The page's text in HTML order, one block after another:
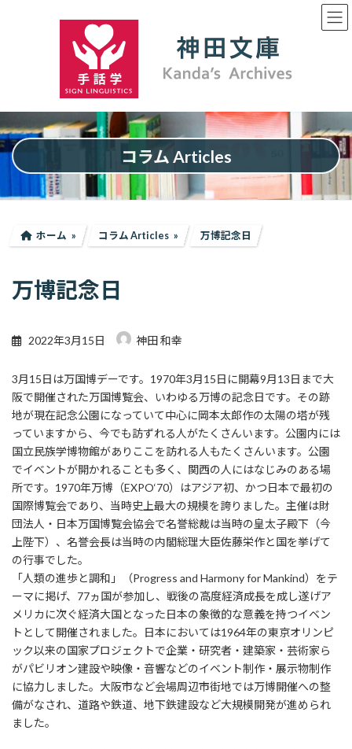
ッ
プ
移
動
コラム Articles
ホーム コラム Articles 万博記念日
万博記念日
2022年3月15日 神田 和幸
3月15日は万国博デーです。1970年3月15日に開幕9月13日まで大
阪で開催された万国博覧会、いわゆる万博の記念日です。その跡
地が現在記念公園になっていて中心に岡本太郎作の太陽の塔が残
っていますから、今でも訪ずれる人がたくさんいます。公園内には
国立民族学博物館がありここを訪れる人もたくさんいます。公園
でイベントが開かれることも多く、関西の人にはなじみのある場
所です。1970年万博（EXPO‘70）はアジア初、かつ日本で最初の
国際博覧会であり、当時史上最大の規模を誇りました。主催は財
団法人・日本万国博覧会協会で名誉総裁は当時の皇太子殿下（今
上陛下）、名誉会長は当時の内閣総理大臣佐藤栄作と国を挙げて
の行事でした。
「人類の進歩と調和」（Progress and Harmony for Mankind）をテ
ーマに掲げ、77ヵ国が参加し、戦後の高度経済成長を成し遂げア
メリカに次ぐ経済大国となった日本の象徴的な意義を持つイベン
トとして開催されました。日本においては1964年の東京オリンピ
ック以来の国家プロジェクトで企業・研究者・建築家・芸術家ら
がパビリオン建設や映像・音響などのイベント制作・展示物制作
に協力しました。大阪市など会場周辺市街地では万博開催への整
備がなされ、道路や鉄道、地下鉄建設など大規模開発が進められ
ました。